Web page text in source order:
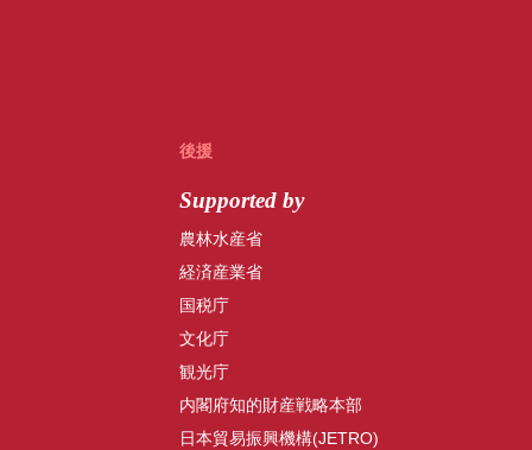
後援
Supported by
農林水産省
経済産業省
国税庁
文化庁
観光庁
内閣府知的財産戦略本部
日本貿易振興機構(JETRO)